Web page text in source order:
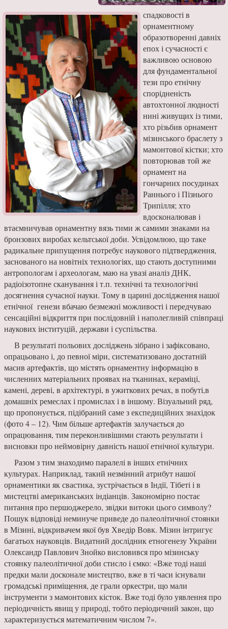
спадковості в
орнаментному
образотворенні давніх
епох і сучасності є
важливою основою
для фундаментальної
тези про етнічну
спорідненість
автохтонної людності
нині живущих із тими,
хто різьбив орнамент
мізинського браслету з
мамонтової кістки; хто
повторював той же
орнамент на
гончарних посудинах
Раннього і Пізнього
Трипілля; хто
вдосконалював і
втаємничував орнаментну вязь тими ж самими знаками на
бронзових виробах кельтської доби. Усвідомлюю, що таке
радикальне припущення потребує наукового підтвердження,
заснованого на новітніх технологіях, що стають доступними
антропологам і археологам, маю на увазі аналіз ДНК,
радіоізотопне сканування і т.п. технічні та технологічні
досягнення сучасної науки. Тому в царині дослідження нашої
етнічної генези вбачаю безмежні можливості і передчуваю
сенсаційні відкриття при послідовній і наполегливій співпраці
наукових інституцій, держави і суспільства.
В результаті польових досліджень зібрано і зафіксовано,
опрацьовано і, до певної міри, систематизовано достатній
масив артефактів, що містять орнаментну інформацію в
численних матеріальних проявах на тканинах, кераміці,
камені, дереві, в архітектурі, в ужиткових речах, в побуті,в
домашніх ремеслах і промислах і в іншому. Візуальний ряд,
що пропонується, підібраний саме з експедиційних знахідок
(фото 4 – 12). Чим більше артефактів залучається до
опрацювання, тим переконливішими стають результати і
висновки про неймовірну давність нашої етнічної культури.
Разом з тим знаходимо паралелі в інших етнічних
культурах. Наприклад, такий незмінний атрибут нашої
орнаментики як свастика, зустрічається в Індії, Тібеті і в
мистецтві американських індіанців. Закономірно постає
питання про першоджерело, звідки витоки цього символу?
Пошук відповіді неминуче приведе до палеолітичної стоянки
в Мізині, відкривачем якої був Хведір Вовк. Мізин інтригує
багатьох науковців. Видатний дослідник етногенезу України
Олександр Павлович Знойко висловився про мізинську
стоянку палеолітичної доби стисло і ємко: «Вже тоді наші
предки мали досконале мистецтво, вже в ті часи існували
громадські приміщення, де грали оркестри, що мали
інструменти з мамонтових кісток. Вже тоді було уявлення про
періодичність явищ у природі, тобто періодичний закон, що
характеризується математичним числом 7».